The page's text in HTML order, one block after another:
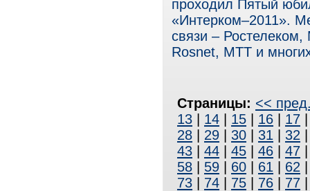
проходил Пятый
«Интерком–2011».
связи –
Rosnet, МТТ и
Страницы: <<
13
14 15 16 17
28
29 30 31 32
43
44 45 46 47
58
59 60 61 62
73
74 75 76 77